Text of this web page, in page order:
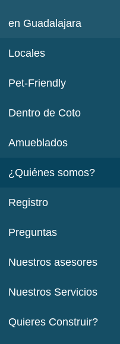
en Guadalajara
Locales
Pet-Friendly
Dentro de Coto
Amueblados
¿Quiénes somos?
Registro
Preguntas
Nuestros asesores
Nuestros Servicios
Quieres Construir?